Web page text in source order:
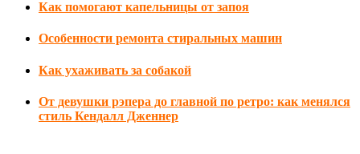
Как помогают капельницы от запоя
Особенности ремонта стиральных машин
Как ухаживать за собакой
От девушки рэпера до главной по ретро: как менялся
стиль Кендалл Дженнер